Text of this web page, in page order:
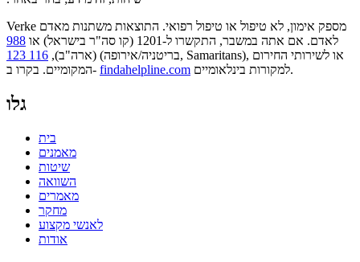
Verke מספק אימון, לא טיפול או טיפול רפואי. התוצאות משתנות מאדם
לאדם. אם אתה במשבר, התקשרו ל-1201 (קו סה"ר בישראל) או
988
(ארה"ב), 116 123 (בריטניה/אירופה, Samaritans), או לשירותי החירום
המקומיים. בקרו ב- findahelpline.com למקורות בינלאומיים.
גלו
בית
מאמנים
שיטות
השוואה
מאמרים
מחקר
לאנשי מקצוע
אודות